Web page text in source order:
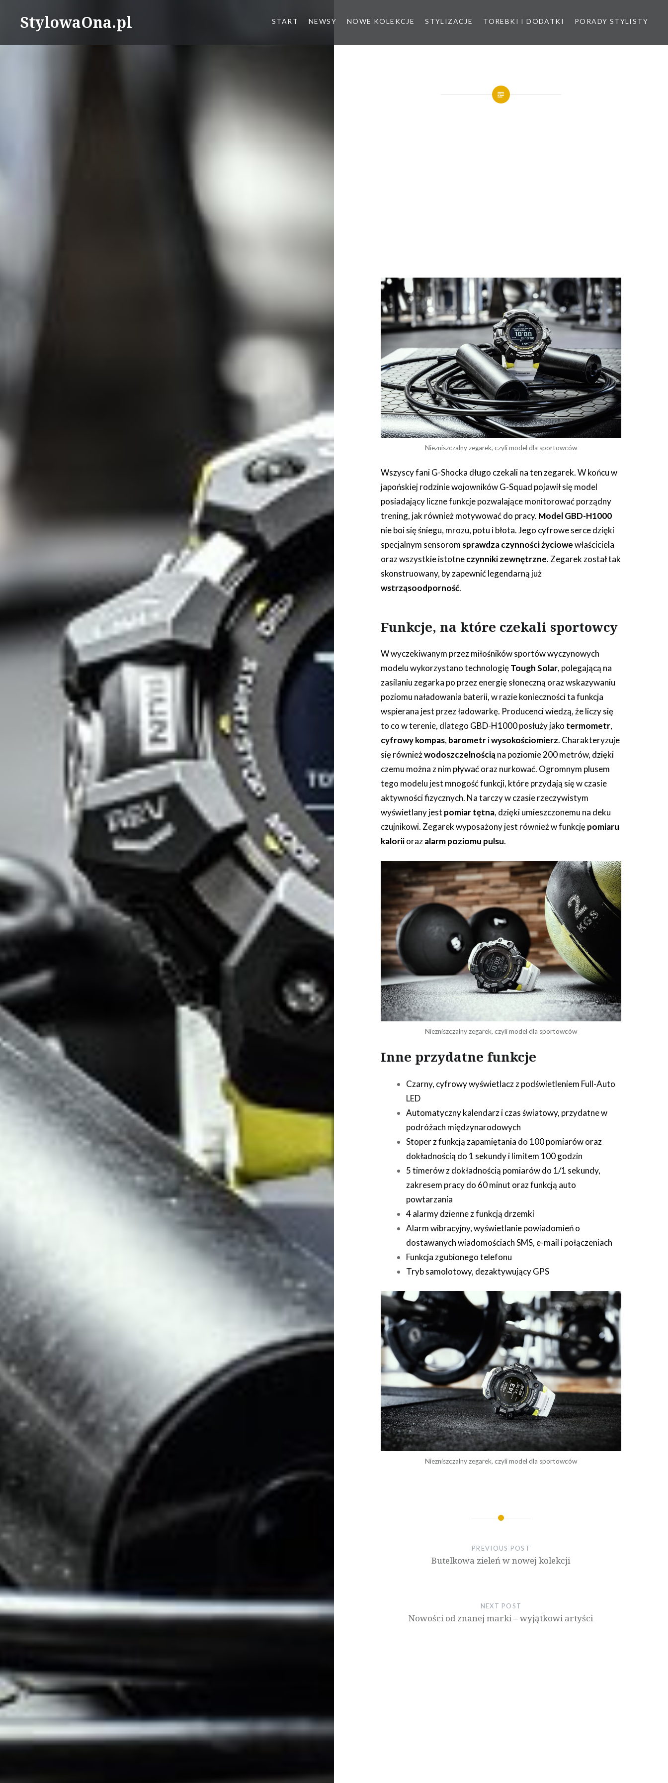
StylowaOna.pl START NEWSY NOWE KOLEKCJE STYLIZACJE TOREBKI I DODATKI PORADY STYLISTY
Niezniszczalny zegarek, czyli model dla sportowców
Wszyscy fani G-Shocka długo czekali na ten zegarek. W końcu w
japońskiej rodzinie wojowników G-Squad pojawił się model
posiadający liczne funkcje pozwalające monitorować porządny
trening, jak również motywować do pracy. Model GBD-H1000
nie boi się śniegu, mrozu, potu i błota. Jego cyfrowe serce dzięki
specjalnym sensorom sprawdza czynności życiowewłaściciela
oraz wszystkie istotneczynniki zewnętrzne. Zegarek został tak
skonstruowany, by zapewnić legendarną już
wstrząsoodporność.
Funkcje, na które czekali sportowcy
W wyczekiwanym przez miłośników sportów wyczynowych
modelu wykorzystano technologięTough Solar, polegającą na
zasilaniu zegarka po przez energię słoneczną oraz wskazywaniu
poziomu naładowania baterii, w razie konieczności ta funkcja
wspierana jest przez ładowarkę. Producenci wiedzą, że liczy się
to co w terenie, dlatego GBD-H1000 posłuży jako termometr,
cyfrowy kompas, barometriwysokościomierz. Charakteryzuje
się równieżwodoszczelnością na poziomie 200 metrów, dzięki
czemu można z nim pływać oraz nurkować. Ogromnym plusem
tego modelu jest mnogość funkcji, które przydają się w czasie
aktywności fizycznych. Na tarczy w czasie rzeczywistym
wyświetlany jest pomiar tętna, dzięki umieszczonemu na deku
czujnikowi. Zegarek wyposażony jest również w funkcjępomiaru
kaloriiorazalarm poziomu pulsu.
Niezniszczalny zegarek, czyli model dla sportowców
Inne przydatne funkcje
Czarny, cyfrowy wyświetlacz z podświetleniem Full-Auto
LED
Automatyczny kalendarz i czas światowy, przydatne w
podróżach międzynarodowych
Stoper z funkcją zapamiętania do 100 pomiarów oraz
dokładnością do 1 sekundy i limitem 100 godzin
5 timerów z dokładnością pomiarów do 1/1 sekundy,
zakresem pracy do 60 minut oraz funkcją auto
powtarzania
4 alarmy dzienne z funkcją drzemki
Alarm wibracyjny, wyświetlanie powiadomień o
dostawanych wiadomościach SMS, e-mail i połączeniach
Funkcja zgubionego telefonu
Tryb samolotowy, dezaktywujący GPS
Niezniszczalny zegarek, czyli model dla sportowców
PREVIOUS POST
Butelkowa zieleń w nowej kolekcji
NEXT POST
Nowości od znanej marki – wyjątkowi artyści